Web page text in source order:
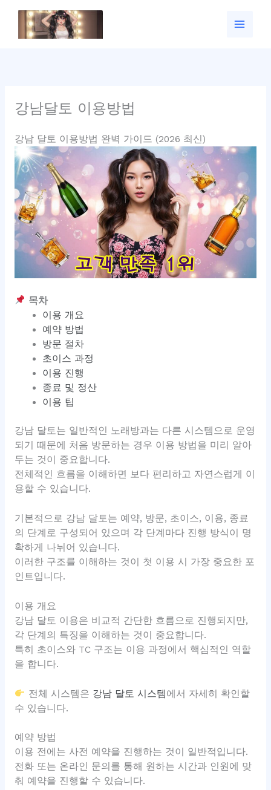
강남달토 이용방법
강남 달토 이용방법 완벽 가이드 (2026 최신)
목차
이용 개요
예약 방법
방문 절차
초이스 과정
이용 진행
종료 및 정산
이용 팁
강남 달토는 일반적인 노래방과는 다른 시스템으로 운영
되기 때문에 처음 방문하는 경우 이용 방법을 미리 알아
두는 것이 중요합니다.
전체적인 흐름을 이해하면 보다 편리하고 자연스럽게 이
용할 수 있습니다.
기본적으로 강남 달토는 예약, 방문, 초이스, 이용, 종료
의 단계로 구성되어 있으며 각 단계마다 진행 방식이 명
확하게 나뉘어 있습니다.
이러한 구조를 이해하는 것이 첫 이용 시 가장 중요한 포
인트입니다.
이용 개요
강남 달토 이용은 비교적 간단한 흐름으로 진행되지만,
각 단계의 특징을 이해하는 것이 중요합니다.
특히 초이스와 TC 구조는 이용 과정에서 핵심적인 역할
을 합니다.
전체 시스템은 강남 달토 시스템에서 자세히 확인할
수 있습니다.
예약 방법
이용 전에는 사전 예약을 진행하는 것이 일반적입니다.
전화 또는 온라인 문의를 통해 원하는 시간과 인원에 맞
춰 예약을 진행할 수 있습니다.